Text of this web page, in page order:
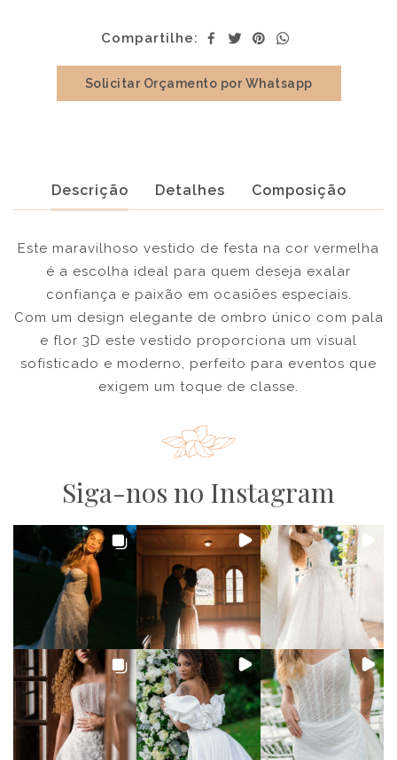
Compartilhe:
Solicitar Orçamento por Whatsapp
Descrição Detalhes Composição
Este maravilhoso vestido de festa na cor vermelha
é a escolha ideal para quem deseja exalar
confiança e paixão em ocasiões especiais.
Com um design elegante de ombro único com pala
e flor 3D este vestido proporciona um visual
sofisticado e moderno, perfeito para eventos que
exigem um toque de classe.
Siga-nos no Instagram